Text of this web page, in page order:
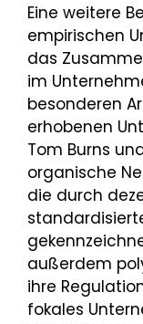
Eine weitere
empirischen
das
im
besonderen
erhobenen
Tom Burns
organische
die durch
außerdem
ihre
fokales